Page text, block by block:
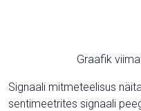
Graafik
Signaali mitmeteelisus
sentimeetrites signaali